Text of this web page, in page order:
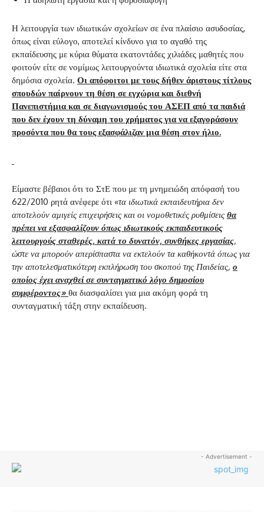
Η λειτουργία των ιδιωτικών σχολείων σε ένα πλαίσιο ασυδοσίας,
όπως είναι εύλογο, αποτελεί κίνδυνο για το αγαθό της
εκπαίδευσης με κύρια θύματα εκατοντάδες χιλιάδες μαθητές που
φοιτούν είτε σε νομίμως λειτουργούντα ιδιωτικά σχολεία είτε στα
δημόσια σχολεία. Οι απόφοιτοι με τους δήθεν άριστους τίτλους
σπουδών παίρνουν τη θέση σε εγχώρια και διεθνή
Πανεπιστήμια και σε διαγωνισμούς του ΑΣΕΠ από τα παιδιά
που δεν έχουν τη δύναμη του χρήματος για να εξαγοράσουν
προσόντα που θα τους εξασφάλιζαν μια θέση στον ήλιο.
Είμαστε βέβαιοι ότι το ΣτΕ που με τη μνημειώδη απόφασή του
622/2010 ρητά ανέφερε ότι «τα ιδιωτικά εκπαιδευτήρια δεν
αποτελούν αμιγείς επιχειρήσεις και οι νομοθετικές ρυθμίσεις θα
πρέπει να εξασφαλίζουν όπως ιδιωτικούς εκπαιδευτικούς
λειτουργούς σταθερές, κατά το δυνατόν, συνθήκες εργασίας,
ώστε να μπορούν απερίσπαστα να εκτελούν τα καθήκοντά όπως για
την αποτελεσματικότερη εκπλήρωση του σκοπού της Παιδείας, ο
οποίος έχει αναχθεί σε συνταγματικό λόγο δημοσίου
συμφέροντος» θα διασφαλίσει για μια ακόμη φορά τη
συνταγματική τάξη στην εκπαίδευση.
- Advertisement -